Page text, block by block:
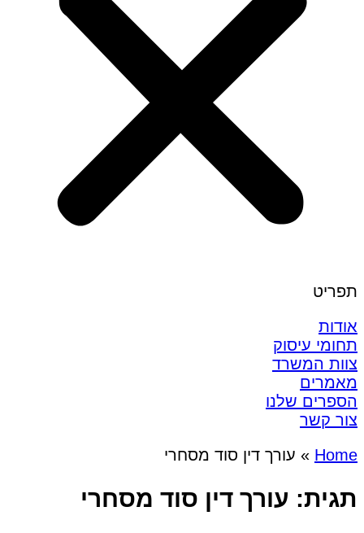
תפריט
אודות
תחומי עיסוק
צוות המשרד
מאמרים
הספרים שלנו
צור קשר
Home
» עורך דין סוד מסחרי
תגית: עורך דין סוד מסחרי